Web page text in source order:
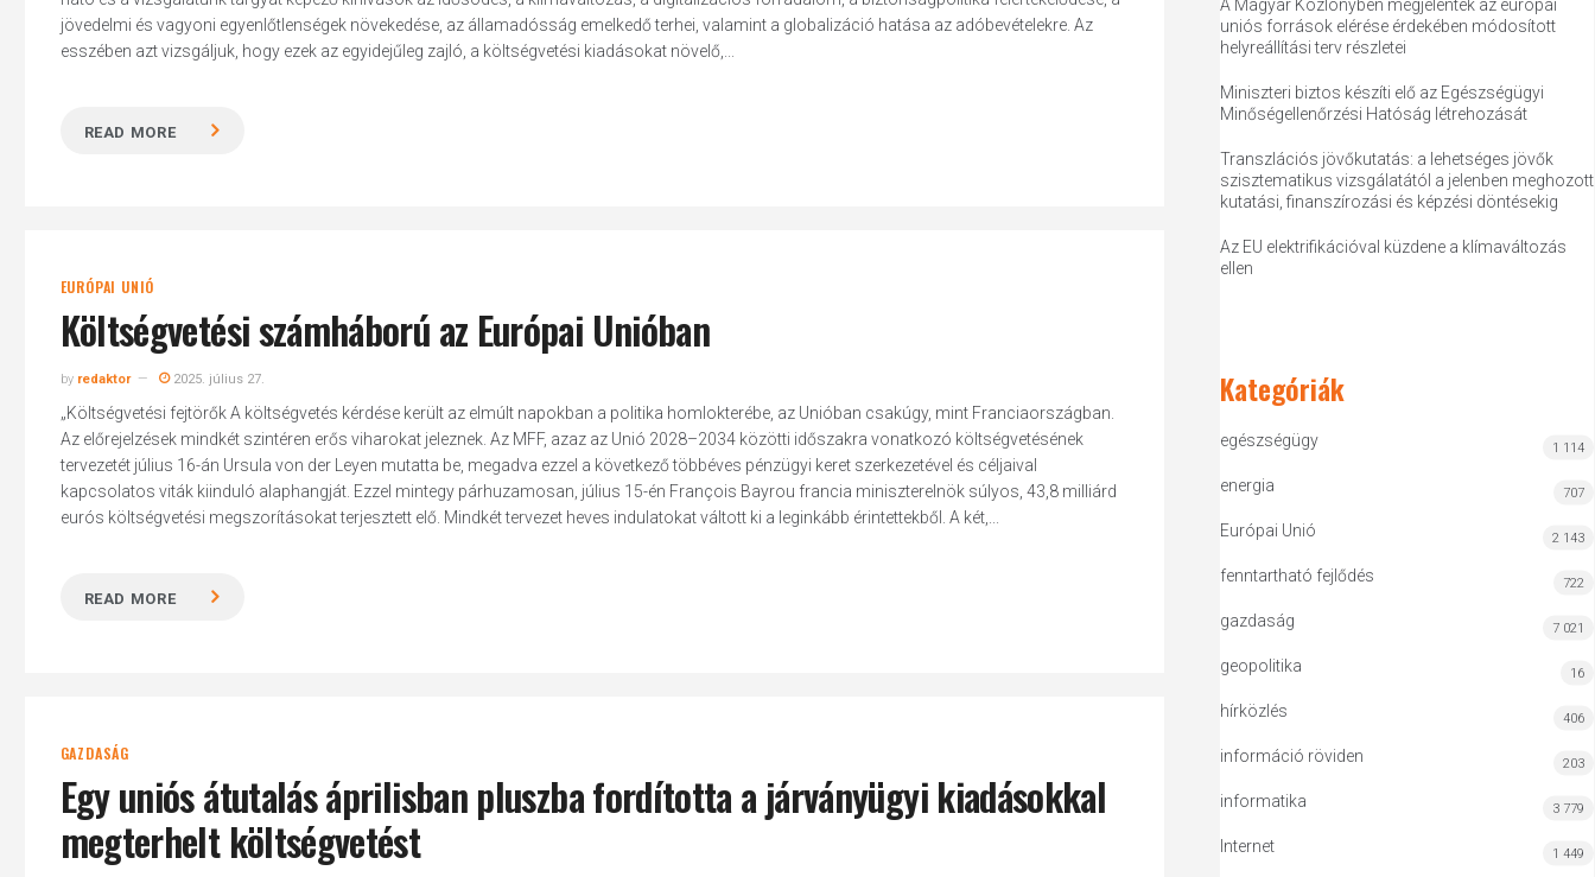
Hit enter to search or ESC to close
jövedelmi és vagyoni egyenlőtlenségek növekedése, az államadósság emelkedő terhei, valamint a globalizáció hatása az adóbevételekre. Az
esszében azt vizsgáljuk, hogy ezek az egyidejűleg zajló, a költségvetési kiadásokat növelő,...
READ MORE
EURÓPAI UNIÓ
Költségvetési számháború az Európai Unióban
by redaktor 2025. július 27.
„Költségvetési fejtörők A költségvetés kérdése került az elmúlt napokban a politika homlokterébe, az Unióban csakúgy, mint Franciaországban.
Az előrejelzések mindkét szintéren erős viharokat jeleznek. Az MFF, azaz az Unió 2028–2034 közötti időszakra vonatkozó költségvetésének
tervezetét július 16-án Ursula von der Leyen mutatta be, megadva ezzel a következő többéves pénzügyi keret szerkezetével és céljaival
kapcsolatos viták kiinduló alaphangját. Ezzel mintegy párhuzamosan, július 15-én François Bayrou francia miniszterelnök súlyos, 43,8 milliárd
eurós költségvetési megszorításokat terjesztett elő. Mindkét tervezet heves indulatokat váltott ki a leginkább érintettekből. A két,...
READ MORE
GAZDASÁG
Egy uniós átutalás áprilisban pluszba fordította a járványügyi kiadásokkal
megterhelt költségvetést
A Magyar Közlönyben megjelentek az európai
uniós források elérése érdekében módosított
helyreállítási terv részletei
Miniszteri biztos készíti elő az Egészségügyi
Minőségellenőrzési Hatóság létrehozását
Transzlációs jövőkutatás: a lehetséges jövők
szisztematikus vizsgálatától a jelenben meghozott
kutatási, finanszírozási és képzési döntésekig
Az EU elektrifikációval küzdene a klímaváltozás
ellen
Kategóriák
egészségügy 1 114
energia 707
Európai Unió 2 143
fenntartható fejlődés 722
gazdaság 7 021
geopolitika 16
hírközlés 406
információ röviden 203
informatika 3 779
Internet 1 449